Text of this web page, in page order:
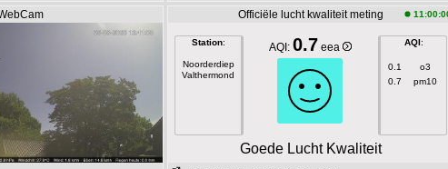
Officiële lucht kwaliteit meting
Station:
Noorderdiep
Valthermond
AQI: 0.7 eea AQI:
0.1
o3
0.7
pm10
Goede Lucht Kwaliteit